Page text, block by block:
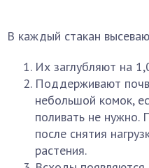
В каждый стакан
Их заглубляют на
Поддерживают
небольшой комок,
поливать не нужно.
после снятия
растения.